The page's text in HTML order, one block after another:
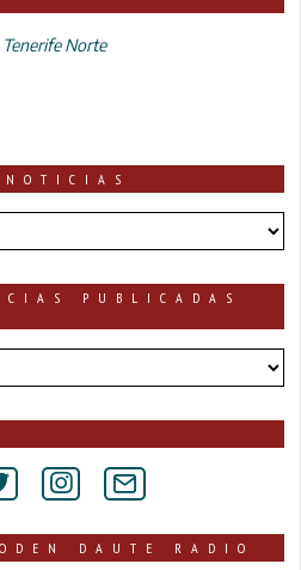
Norte
NOTICIAS
PUBLICADAS
DAUTE RADIO